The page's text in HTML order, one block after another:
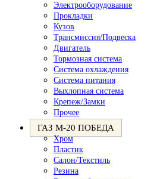
Электрооборудование
Прокладки
Кузов
Трансмиссия/Подвеска
Двигатель
Тормозная система
Система охлаждения
Система питания
Выхлопная система
Крепеж/Замки
Прочее
ГАЗ М-20 ПОБЕДА
Хром
Пластик
Салон/Текстиль
Резина